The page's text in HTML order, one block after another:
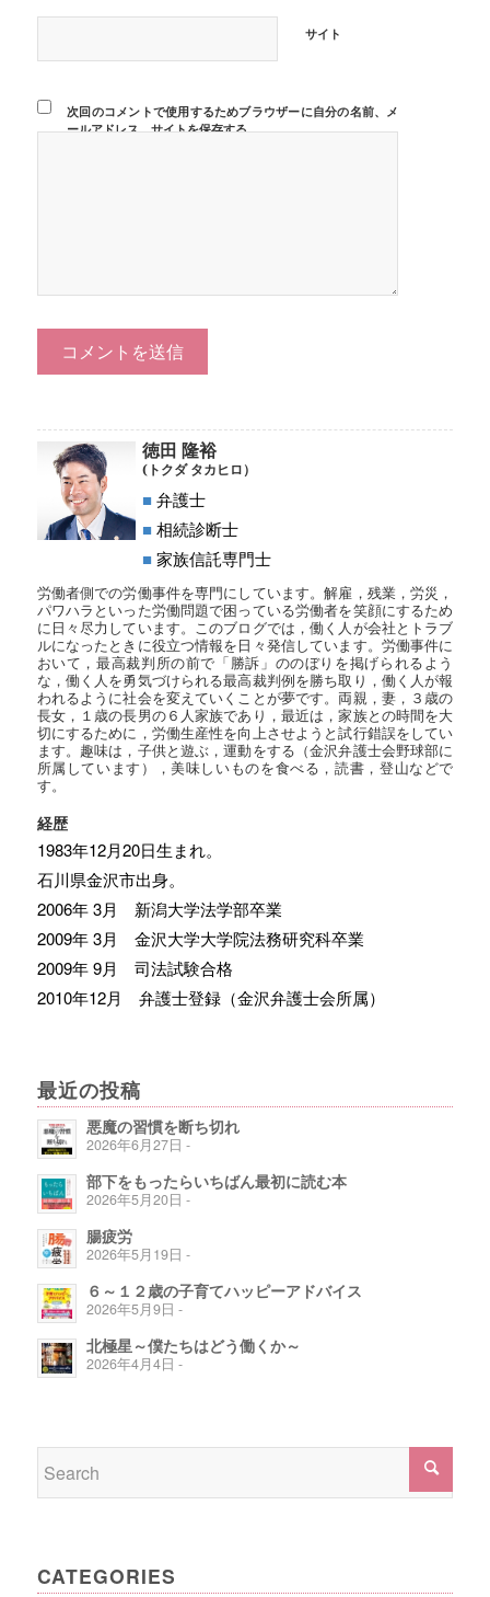
サイト
次回のコメントで使用するためブラウザーに自分の名前、メ
ールアドレス、サイトを保存する。
徳田 隆裕
(トクダ タカヒロ）
■弁護士
■相続診断士
■家族信託専門士
労働者側での労働事件を専門にしています。解雇，残業，労災，
パワハラといった労働問題で困っている労働者を笑顔にするため
に日々尽力しています。このブログでは，働く人が会社とトラブ
ルになったときに役立つ情報を日々発信しています。労働事件に
おいて，最高裁判所の前で「勝訴」ののぼりを掲げられるよう
な，働く人を勇気づけられる最高裁判例を勝ち取り，働く人が報
われるように社会を変えていくことが夢です。両親，妻，３歳の
長女，１歳の長男の６人家族であり，最近は，家族との時間を大
切にするために，労働生産性を向上させようと試行錯誤をしてい
ます。趣味は，子供と遊ぶ，運動をする（金沢弁護士会野球部に
所属しています），美味しいものを食べる，読書，登山などで
す。
経歴
1983年12月20日生まれ。
石川県金沢市出身。
2006年 3月 新潟大学法学部卒業
2009年 3月 金沢大学大学院法務研究科卒業
2009年 9月 司法試験合格
2010年12月 弁護士登録（金沢弁護士会所属）
最近の投稿
悪魔の習慣を断ち切れ
2026年6月27日 -
部下をもったらいちばん最初に読む本
2026年5月20日 -
腸疲労
2026年5月19日 -
６～１２歳の子育てハッピーアドバイス
2026年5月9日 -
北極星～僕たちはどう働くか～
2026年4月4日 -
CATEGORIES